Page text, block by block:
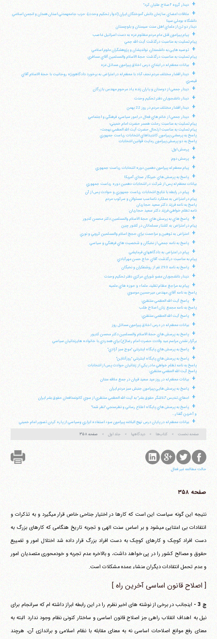
+ ديدار گروه "اصلاح طلبان كرد"
+
ملاقات اعضاي سازمان دانش آموختگان ايران (ادوار تحكيم وحدت)، حزب جامعهمدني استان همدان و انجمن اسلامي
دانشگاه بوعلي سينا
ديدار دو تن از علماي اهل سنت سيستان و بلوچستان
+
پيام پيرامون قتل عام مردم مظلوم غزه به دست اسرائيل غاصب
پيام تسليت به مناسبت درگذشت آيت الله جمي
+
توصيه هايي به دانشمندان، نوانديشان و پژوهشگران علوم اسلامي
پيام تسليت به مناسبت درگذشت حجة الاسلام والمسلمين آقاي مسافري
+ بيانات معظم له در ابتداي درس اخلاق پيرامون مسائل غزه
+
ديدار اقشار مختلف مردم نجف آباد با معظم له در اعتراض به برخورد دادگاهويژه روحانيت با حجة الاسلام آقاي
قيصري
+ ديدار جمعي از دوستان و ياران زنده ياد مرحوم مهندس بازرگان
+ ديدار دانشجويان دفتر تحكيم وحدت
+ ديدار اقشار مختلف مردم در روز 22 بهمن
+
ديدار جمعي از خانم هاي فعال در امور سياسي، فرهنگي و اجتماعي
پيام تسليت به مناسبت رحلت همسر حضرت امام خميني؛
پيام تسليت به مناسبت ارتحال حضرت آيت الله العظمي بهجت؛
پاسخ به پرسشي پيرامون كانديداهاي انتخابات رياست جمهوري
پاسخ به دو پرسش پيرامون رعايت قوانين انتخابات
+ پرسش اول:
+ پرسش دوم:
+ پيام معظم له پيرامون دهمين دوره انتخابات رياست جمهوري
+
پاسخ به پرسش هاي خبرنگار صداي آمريكا
بيانات معظم له پس از شركت در انتخابات دهمين دوره رياست جمهوري
+
پيام در رابطه با نتايج انتخابات رياست جمهوري و حوادث پس از آن
پيام در اعتراض به عملكرد نامناسب مسئولان و سركوب مردم
پاسخ به نامه فرزند دكتر سعيد حجاريان
نامه تظلم خواهي فرزند دكتر سعيد حجاريان:
+
پاسخ هاي به پرسش هاي حجة الاسلام والمسلمين دكتر محسن كديور
پيام در اعتراض به كشتار مسلمانان در كشور چين
+ اعتراض به توهين و مزاحمت براي حجج اسلام والمسلمين كروبي و نوري
+ پاسخ به نامه جمعي از نخبگان و شخصيت هاي فرهنگي و سياسي
+
پيام در اعتراض به دادگاههاي فرمايشي
پيام به مناسبت درگذشت آقاي حاج حسن مهرآبادي
+ پاسخ به نامه 293 نفر از روشنفكران و نخبگان
+ ديدار دانشجويان عضو شوراي مركزي دفتر تحكيم وحدت
+
پيام به مراجع عظام تقليد، علماء و حوزه هاي علميه
پاسخ به نامه آقاي مهندس ميرحسين موسوي
+
پاسخ آيت الله العظمي منتظري:
پاسخ به نامه مجمع زنان اصلاح طلب
+ پاسخ آيت الله العظمي منتظري:
+ بيانات معظم له در درس اخلاق پيرامون مسائل روز
+
پاسخ به پرسش هاي حجة الاسلام والمسلمين دكتر محسن كديور
برگزار نشدن مراسم عيد ولادت حضرت امام رضا(ع) براي همدردي با خانواده هايزندانيان سياسي
+ پاسخ به پرسش هاي پايگاه اينترنتي "موج سبز آزادي"
+
پاسخ به پرسش هاي پايگاه اينترنتي "روزآنلاين"
پاسخ به نامه تظلم خواهي مادر يكي از زندانيان حوادث پس از انتخابات
پاسخ آيت الله العظمي منتظري:
+ بيانات معظم له در روز عيد سعيد قربان در جمع علاقه مندان
+ پاسخ به پرسش هايي پيرامون جنبش سبز مردم ايران
+ اعطاي تنديس "تلاشگر حقوق بشر" به آيت الله العظمي منتظري از سوي كانونمدافعان حقوق بشر ايران
+
پاسخ به پرسش هاي پايگاه اطلاع رساني و نظرسنجي "نظر شما"
و آخرين گفتار...
+ بيانات معظم له در پايان درس نهج البلاغه پيرامون سوء استفاده ابزاري وسياسي از پاره كردن تصوير امام خميني
صفحه نخست کتاب‌ها دیدگاهها جلد اول صفحه ۳۵۸
حالت مطالعه غیر فعال
صفحه ۳۵۸
نتیجه این گونه سیاست این است که کارها در اختیار جناحی خاص قرار می‎گیرد و به تذکرات و
انتقادات بی اعتنایی می‎شود و بر اساس سنت الهی و تجربه تاریخ هنگامی که کارهای بزرگ به
دست افراد کوچک و کارهای کوچک به دست افراد بزرگ قرار داده شد اختلال امور و تضییع
حقوق و مصالح کشور را در پی خواهد داشت، و بالاخره عدم تجربه و خودمحوری متصدیان امور
و عدم تحمل انتقادات دیگران منشاء عمده مشکلات است.
[ اصلاح قانون اساسی آخرین راه ]
ج 3 -
اینجانب در برخی از نوشته های اخیر نظرم را در این رابطه ابراز داشته ام که سرانجام برای
نیل به اهداف انقلاب راهی جز اصلاح قانون اساسی و ساختار کنونی نظام وجود ندارد البته به
معنای رفع موانع اصلاحات اساسی نه به معنای مقابله با نظام اسلامی و براندازی آن، هرچند